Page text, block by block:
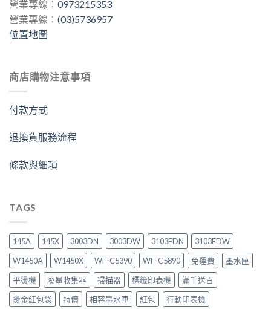
營業專線： 0973215353
營業專線： (03)5736957
位置地圖
商店購物注意事項
付款方式
退換貨服務流程
條款與細項
TAGS
145A 145X 3003DN 3003DW 3103FDN
3103FDW
W1450A
W1450X WF-C5390 WF-C5890 免運費
墨水匣
平燙機
廢墨收集器 掃描器 標籤印表機
滿千送百
燙金紅包袋
特價 相容墨水匣 紅包 行動印表機